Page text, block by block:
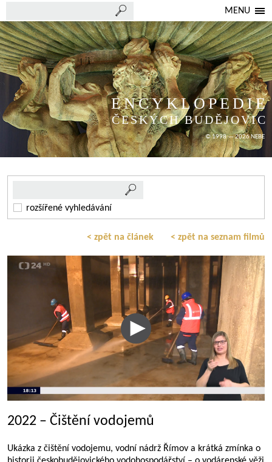
MENU
ENCYKLOPEDIE
ČESKÝCH BUDĚJOVIC
© 1998 — 2026 NEBE
rozšířené vyhledávání
< zpět na článek < zpět na seznam filmů
2022 – Čištění vodojemů
Ukázka z čištění vodojemu, vodní nádrž Římov a krátká zmínka o